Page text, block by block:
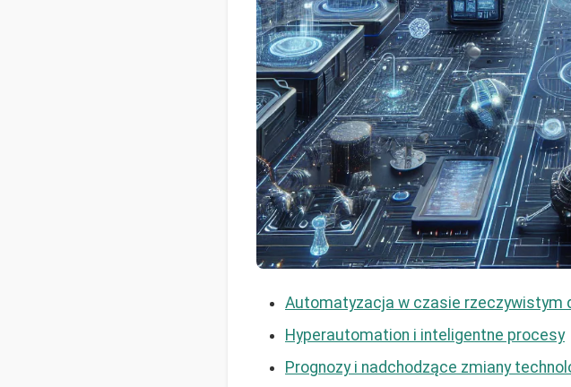
Automatyzacja w czasie rzeczywistym
Hyperautomation i inteligentne procesy
Prognozy i nadchodzące zmiany